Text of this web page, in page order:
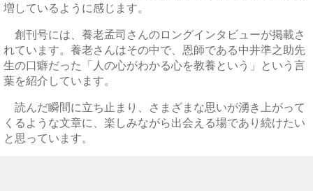
増しているように感じます。
創刊号には、養老孟司さんのロングインタビューが掲載さ
れています。養老さんはその中で、恩師である中井準之助先
生の口癖だった「人の心がわかる心を教養という」という言
葉を紹介しています。
読んだ瞬間に立ち止まり、さまざまな思いが湧き上がって
くるような文章に、楽しみながら出会える場であり続けたい
と思っています。